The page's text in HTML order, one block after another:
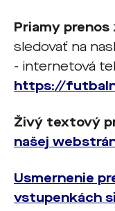
Priamy prenos
sledovať na
- internetová
https://
Živý textový
našej
Usmernenie
vstupenkách